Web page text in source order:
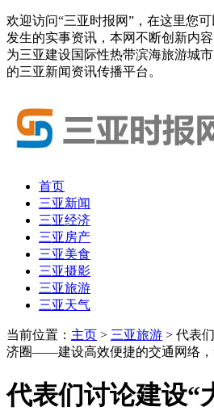
欢迎访问“三亚时报网”，在这里您
发生的实事资讯，本网不断创新内
为三亚建设国际性热带滨海旅游城
的三亚新闻资讯传播平台。
首页
三亚新闻
三亚经济
三亚房产
三亚美食
三亚摄影
三亚旅游
三亚天气
当前位置： 主页 > 三亚旅游 > 代表
济圈——建设高效便捷的交通网络，
代表们讨论建设“